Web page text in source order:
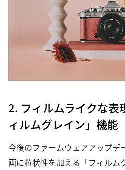
2. フィルムライクな表
ィルムグレイン」機能
今後のファームウェアアップデ
画に粒状性を加える「フィルム